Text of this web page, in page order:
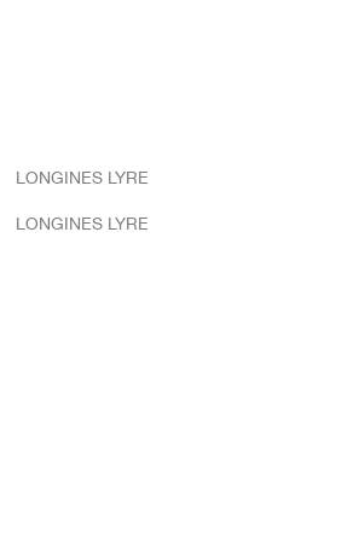
LONGINES LYRE
LONGINES LYRE